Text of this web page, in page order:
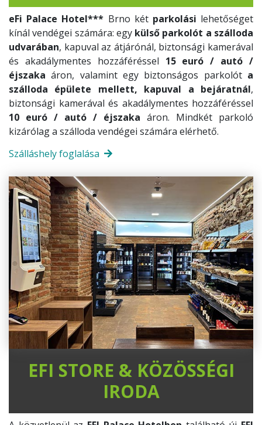
eFi Palace Hotel*** Brno két parkolási lehetőséget
kínál vendégei számára: egy külső parkolót a szálloda
udvarában, kapuval az átjárónál, biztonsági kamerával
és akadálymentes hozzáféréssel 15 euró / autó /
éjszaka áron, valamint egy biztonságos parkolót a
szálloda épülete mellett, kapuval a bejáratnál,
biztonsági kamerával és akadálymentes hozzáféréssel
10 euró / autó / éjszaka áron. Mindkét parkoló
kizárólag a szálloda vendégei számára elérhető.
Szálláshely foglalása
EFI STORE & KÖZÖSSÉGI
IRODA